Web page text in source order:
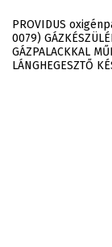
PROVIDUS
0079)
GÁZPALACKKAL
LÁNGHEGESZTŐ